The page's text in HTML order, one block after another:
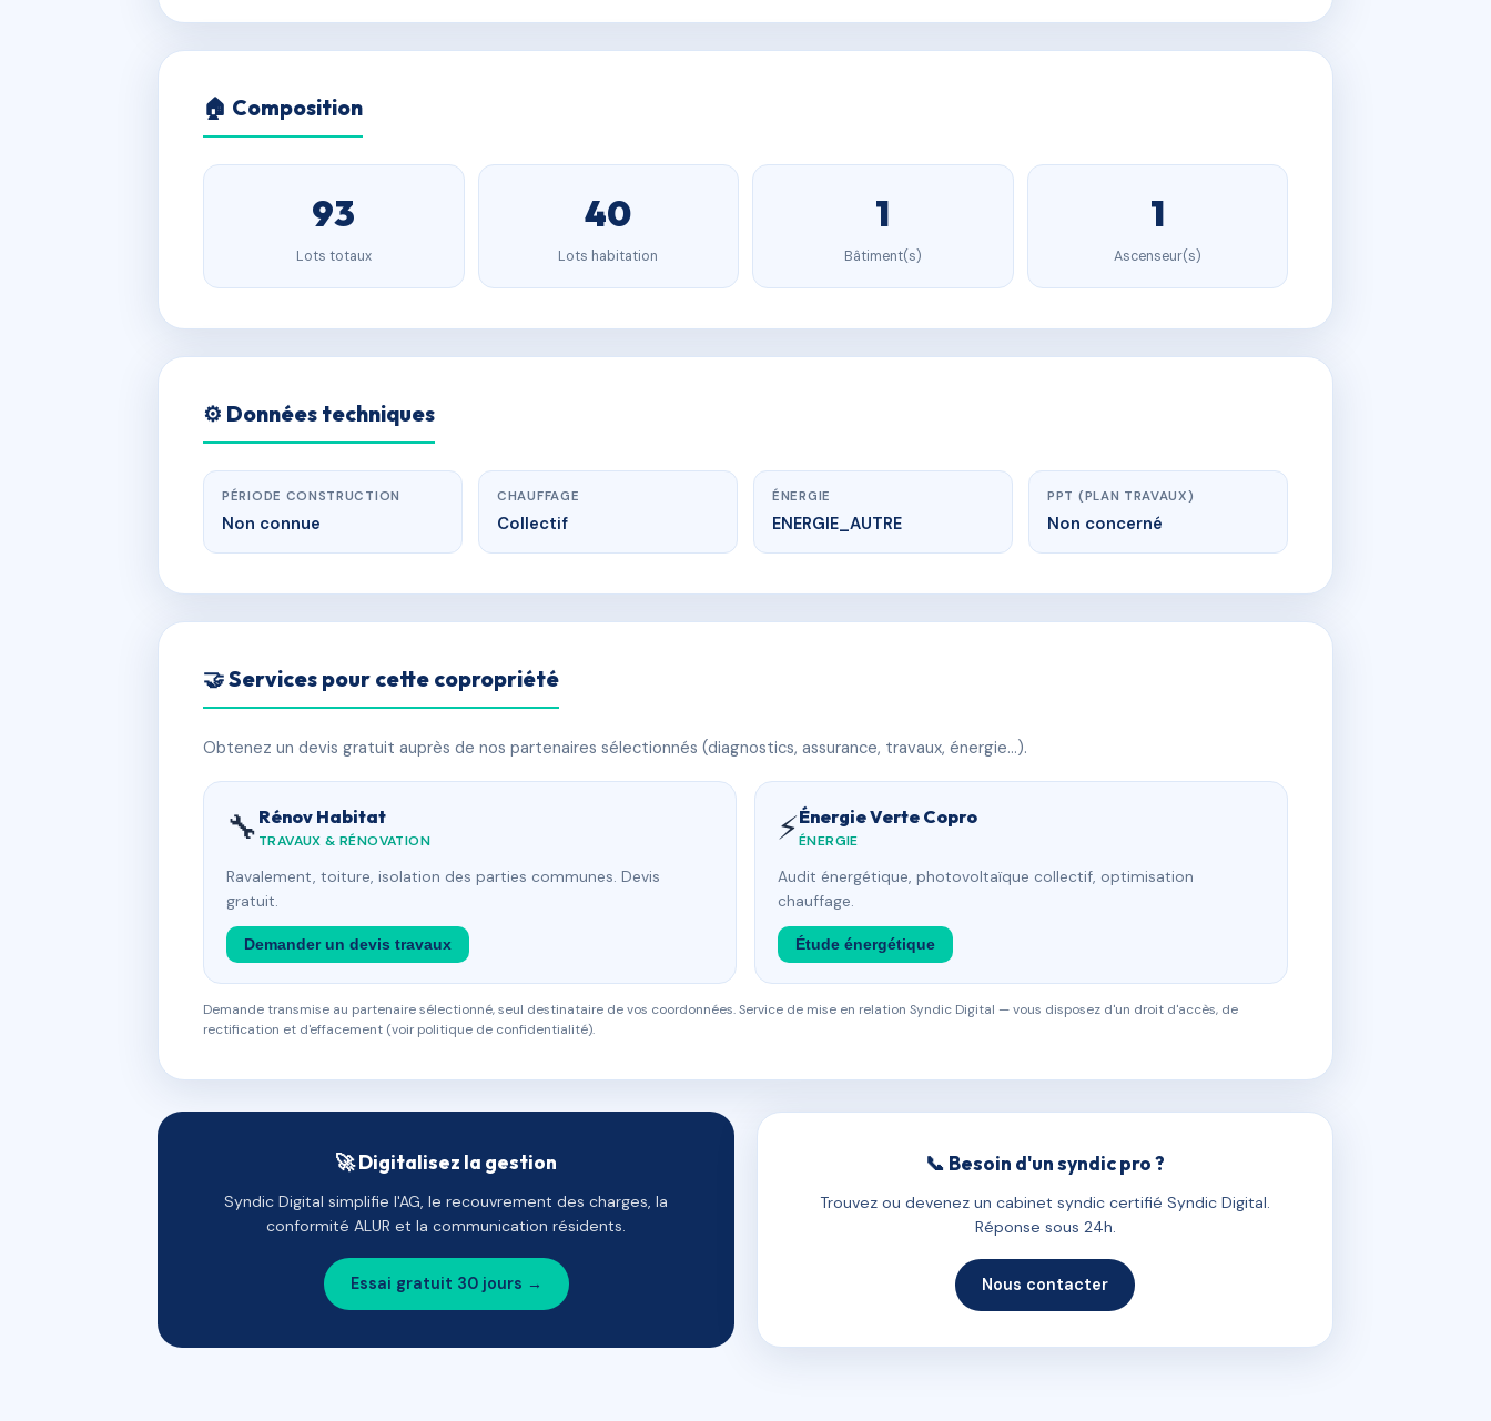
🏠 Composition
93
Lots totaux
40
Lots habitation
1
Bâtiment(s)
1
Ascenseur(s)
⚙️ Données techniques
PÉRIODE CONSTRUCTION
Non connue
CHAUFFAGE
Collectif
ÉNERGIE
ENERGIE_AUTRE
PPT (PLAN TRAVAUX)
Non concerné
🤝 Services pour cette copropriété
Obtenez un devis gratuit auprès de nos partenaires sélectionnés (diagnostics, assurance, travaux, énergie…).
🔧 Rénov Habitat
TRAVAUX & RÉNOVATION
Ravalement, toiture, isolation des parties communes. Devis
gratuit.
Demander un devis travaux
⚡Énergie Verte Copro
ÉNERGIE
Audit énergétique, photovoltaïque collectif, optimisation
chauffage.
Étude énergétique
Demande transmise au partenaire sélectionné, seul destinataire de vos coordonnées. Service de mise en relation Syndic Digital — vous disposez d'un droit d'accès, de
rectification et d'effacement (voir politique de confidentialité).
🚀 Digitalisez la gestion
Syndic Digital simplifie l'AG, le recouvrement des charges, la
conformité ALUR et la communication résidents.
Essai gratuit 30 jours →
📞 Besoin d'un syndic pro ?
Trouvez ou devenez un cabinet syndic certifié Syndic Digital.
Réponse sous 24h.
Nous contacter